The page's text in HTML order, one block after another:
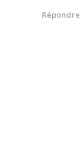
Répondre